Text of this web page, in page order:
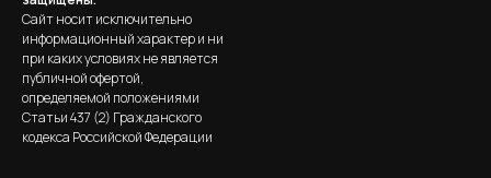
Сайт носит исключительно
информационный характер и ни
при каких условиях не является
публичной офертой,
определяемой положениями
Статьи 437 (2) Гражданского
кодекса Российской Федерации